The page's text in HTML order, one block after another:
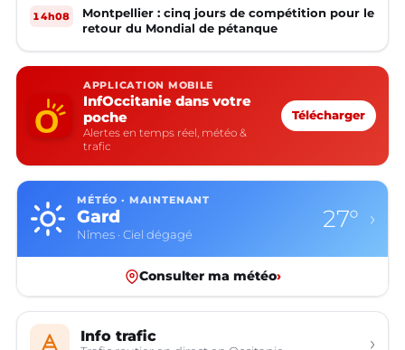
14h08
Montpellier : cinq jours de compétition pour le
retour du Mondial de pétanque
APPLICATION MOBILE
InfOccitanie dans votre
poche
Alertes en temps réel, météo &
trafic
Télécharger
MÉTÉO · MAINTENANT
Gard
Nîmes · Ciel dégagé
27° ›
Consulter ma météo›
Info trafic ›